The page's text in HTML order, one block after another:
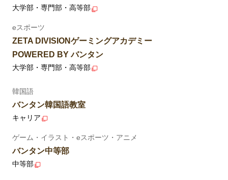
大学部・専門部・高等部
eスポーツ
ZETA DIVISIONゲーミングアカデミー
POWERED BY バンタン
大学部・専門部・高等部
韓国語
バンタン韓国語教室
キャリア
ゲーム・イラスト・eスポーツ・アニメ
バンタン中等部
中等部